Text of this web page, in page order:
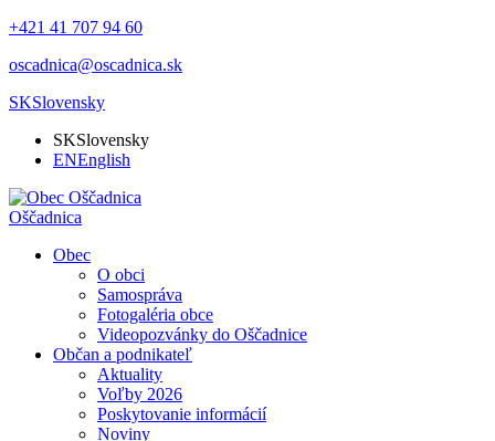
+421 41 707 94 60
oscadnica@oscadnica.sk
SKSlovensky
SKSlovensky
ENEnglish
Oščadnica
Obec
O obci
Samospráva
Fotogaléria obce
Videopozvánky do Oščadnice
Občan a podnikateľ
Aktuality
Voľby 2026
Poskytovanie informácií
Noviny